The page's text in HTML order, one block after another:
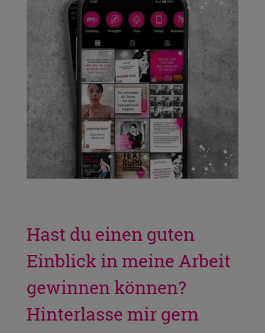
Hast du einen guten
Einblick in meine Arbeit
gewinnen können?
Hinterlasse mir gern